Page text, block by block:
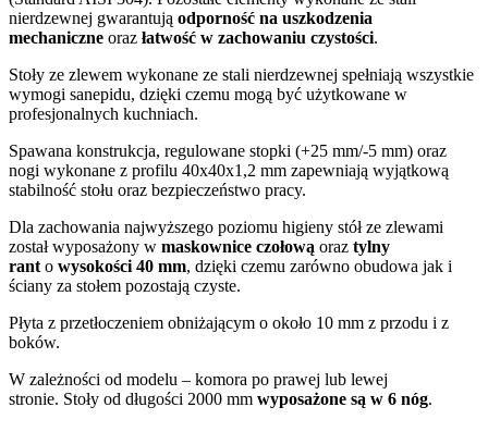
nierdzewnej gwarantują odporność na uszkodzenia
mechaniczne oraz łatwość w zachowaniu czystości.
Stoły ze zlewem wykonane ze stali nierdzewnej spełniają wszystkie
wymogi sanepidu, dzięki czemu mogą być użytkowane w
profesjonalnych kuchniach.
Spawana konstrukcja, regulowane stopki (+25 mm/-5 mm) oraz
nogi wykonane z profilu 40x40x1,2 mm zapewniają wyjątkową
stabilność stołu oraz bezpieczeństwo pracy.
Dla zachowania najwyższego poziomu higieny stół ze zlewami
został wyposażony w maskownice czołową oraz tylny
rant o wysokości 40 mm, dzięki czemu zarówno obudowa jak i
ściany za stołem pozostają czyste.
Płyta z przetłoczeniem obniżającym o około 10 mm z przodu i z
boków.
W zależności od modelu – komora po prawej lub lewej
stronie. Stoły od długości 2000 mm wyposażone są w 6 nóg.